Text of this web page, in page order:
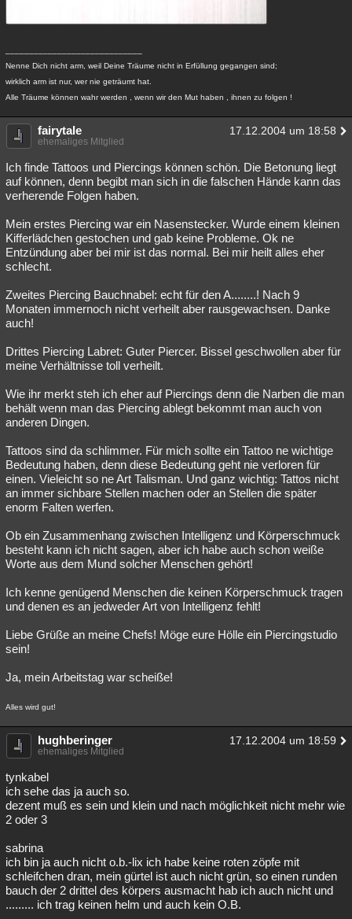
Nenne Dich nicht arm, weil Deine Träume nicht in Erfüllung gegangen sind;
wirklich arm ist nur, wer nie geträumt hat.
Alle Träume können wahr werden , wenn wir den Mut haben , ihnen zu folgen !
fairytale 17.12.2004 um 18:58
ehemaliges Mitglied
Ich finde Tattoos und Piercings können schön. Die Betonung liegt
auf können, denn begibt man sich in die falschen Hände kann das
verherende Folgen haben.
Mein erstes Piercing war ein Nasenstecker. Wurde einem kleinen
Kifferlädchen gestochen und gab keine Probleme. Ok ne
Entzündung aber bei mir ist das normal. Bei mir heilt alles eher
schlecht.
Zweites Piercing Bauchnabel: echt für den A........! Nach 9
Monaten immernoch nicht verheilt aber rausgewachsen. Danke
auch!
Drittes Piercing Labret: Guter Piercer. Bissel geschwollen aber für
meine Verhältnisse toll verheilt.
Wie ihr merkt steh ich eher auf Piercings denn die Narben die man
behält wenn man das Piercing ablegt bekommt man auch von
anderen Dingen.
Tattoos sind da schlimmer. Für mich sollte ein Tattoo ne wichtige
Bedeutung haben, denn diese Bedeutung geht nie verloren für
einen. Vieleicht so ne Art Talisman. Und ganz wichtig: Tattos nicht
an immer sichbare Stellen machen oder an Stellen die später
enorm Falten werfen.
Ob ein Zusammenhang zwischen Intelligenz und Körperschmuck
besteht kann ich nicht sagen, aber ich habe auch schon weiße
Worte aus dem Mund solcher Menschen gehört!
Ich kenne genügend Menschen die keinen Körperschmuck tragen
und denen es an jedweder Art von Intelligenz fehlt!
Liebe Grüße an meine Chefs! Möge eure Hölle ein Piercingstudio
sein!
Ja, mein Arbeitstag war scheiße!
Alles wird gut!
hughberinger 17.12.2004 um 18:59
ehemaliges Mitglied
tynkabel
ich sehe das ja auch so.
dezent muß es sein und klein und nach möglichkeit nicht mehr wie
2 oder 3
sabrina
ich bin ja auch nicht o.b.-lix ich habe keine roten zöpfe mit
schleifchen dran, mein gürtel ist auch nicht grün, so einen runden
bauch der 2 drittel des körpers ausmacht hab ich auch nicht und
......... ich trag keinen helm und auch kein O.B.